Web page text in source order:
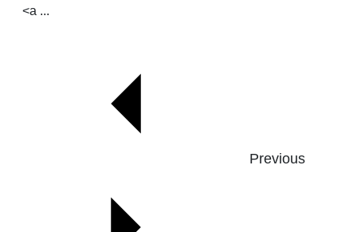
<a ...
Previous